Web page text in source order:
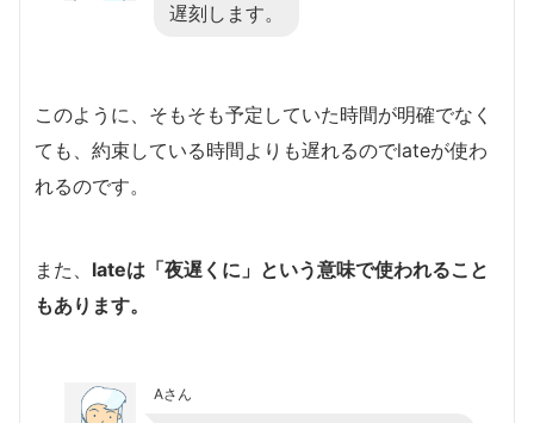
遅刻します。
このように、そもそも予定していた時間が明確でなく
ても、約束している時間よりも遅れるのでlateが使わ
れるのです。
また、 lateは「夜遅くに」という意味で使われること
もあります。
Aさん